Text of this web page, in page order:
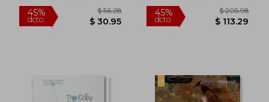
Rápido Rápido